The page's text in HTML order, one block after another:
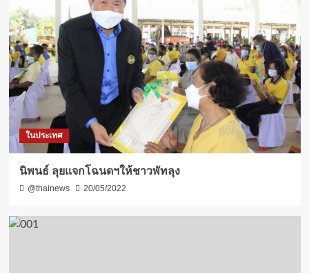
ในประเทศ
นิพนธ์ ลุยแจกโฉนดฯให้ชาวพัทลุง
@thainews 20/05/2022